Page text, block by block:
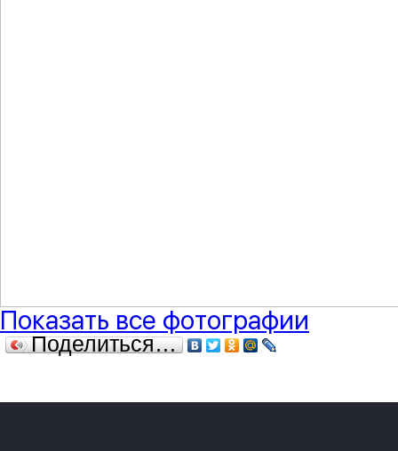
Показать все фотографии
Поделиться…